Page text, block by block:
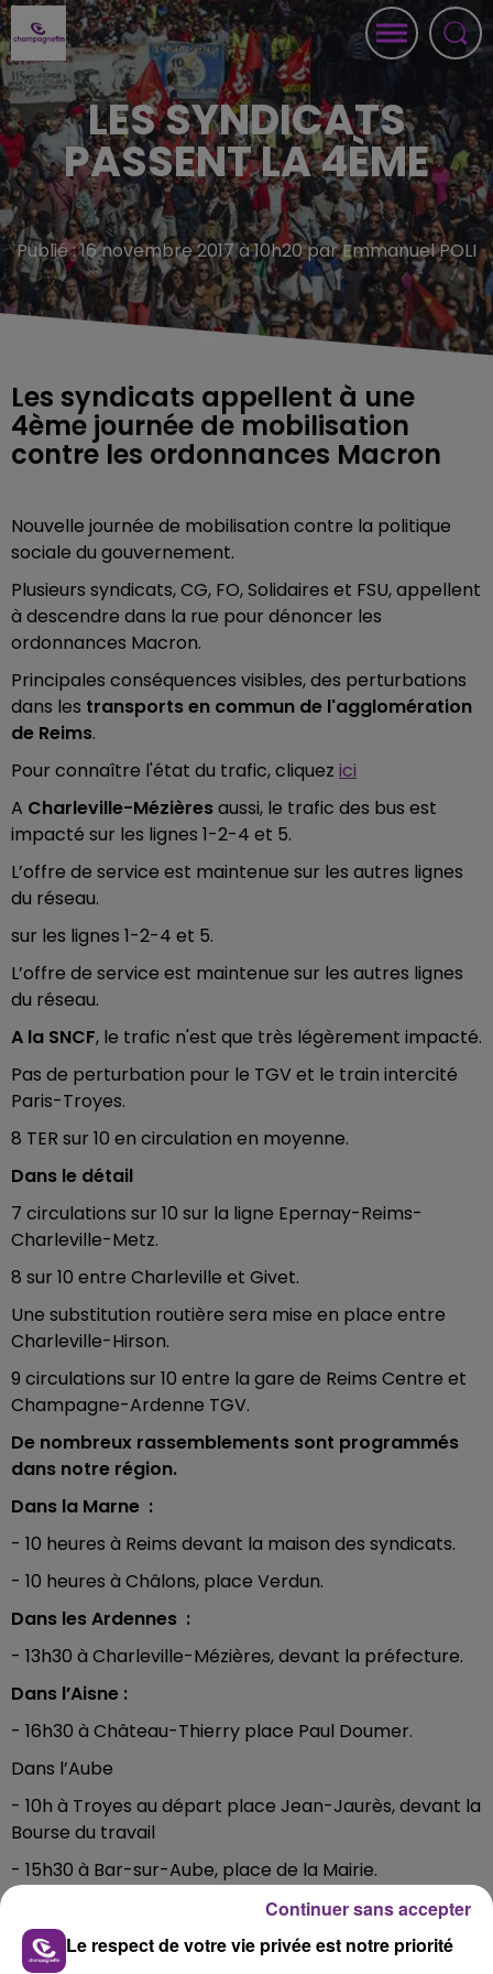
LES SYNDICATS
PASSENT LA 4ÈME
Publié : 16 novembre 2017 à 10h20 par Emmanuel POLI
Les syndicats appellent à une
4ème journée de mobilisation
contre les ordonnances Macron
Nouvelle journée de mobilisation contre la politique
sociale du gouvernement.
Plusieurs syndicats, CG, FO, Solidaires et FSU, appellent
à descendre dans la rue pour dénoncer les
ordonnances Macron.
Principales conséquences visibles, des perturbations
dans les transports en commun de l'agglomération
de Reims.
Pour connaître l'état du trafic, cliquez ici
A Charleville-Mézièresaussi, le trafic des bus est
impacté sur les lignes 1-2-4 et 5.
L’offre de service est maintenue sur les autres lignes
du réseau.
sur les lignes 1-2-4 et 5.
L’offre de service est maintenue sur les autres lignes
du réseau.
A la SNCF, le trafic n'est que très légèrement impacté.
Pas de perturbation pour le TGV et le train intercité
Paris-Troyes.
8 TER sur 10 en circulation en moyenne.
Dans le détail
7 circulations sur 10 sur la ligne Epernay-Reims-
Charleville-Metz.
8 sur 10 entre Charleville et Givet.
Une substitution routière sera mise en place entre
Charleville-Hirson.
9 circulations sur 10 entre la gare de Reims Centre et
Champagne-Ardenne TGV.
De nombreux rassemblements sont programmés
dans notre région.
Dans la Marne :
- 10 heures à Reims devant la maison des syndicats.
- 10 heures à Châlons, place Verdun.
Dans les Ardennes :
- 13h30 à Charleville-Mézières, devant la préfecture.
Dans l’Aisne :
- 16h30 à Château-Thierry place Paul Doumer.
Dans l’Aube
- 10h à Troyes au départ place Jean-Jaurès, devant la
Bourse du travail
- 15h30 à Bar-sur-Aube, place de la Mairie.
FIL D'ACTUS
Le respect de votre vie privée est notre priorité
Continuer sans accepter